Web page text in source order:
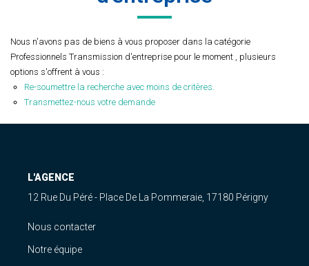
BIENS VENDUS
NOS SERVICES
Créer une alerte
Nous n'avons pas de biens à vous proposer dans la catégorie
Professionnels Transmission d'entreprise pour le moment , plusieurs
options s'offrent à vous :
Re-soumettre la recherche avec moins de critères.
Transmettez-nous votre demande
L'AGENCE
12 Rue Du Péré - Place De La Pommeraie, 17180 Périgny
Nous contacter
Notre équipe